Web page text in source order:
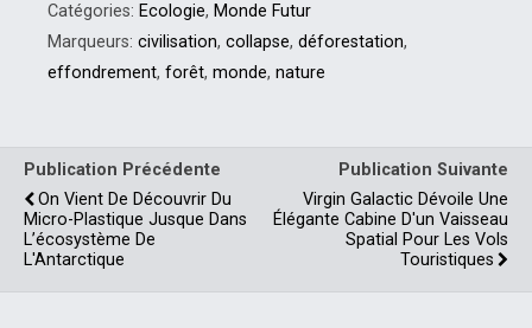
Catégories: Ecologie, Monde Futur
Marqueurs: civilisation, collapse, déforestation,
effondrement, forêt, monde, nature
Publication Précédente
On Vient De Découvrir Du
Micro-Plastique Jusque Dans
L’écosystème De
L'Antarctique
Publication Suivante
Virgin Galactic Dévoile Une
Élégante Cabine D'un Vaisseau
Spatial Pour Les Vols
Touristiques